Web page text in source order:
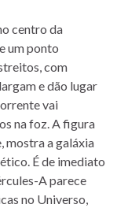
centro da
um ponto
com
e dão lugar
vai
na foz. A figura
mostra a galáxia
É de imediato
A parece
no Universo,